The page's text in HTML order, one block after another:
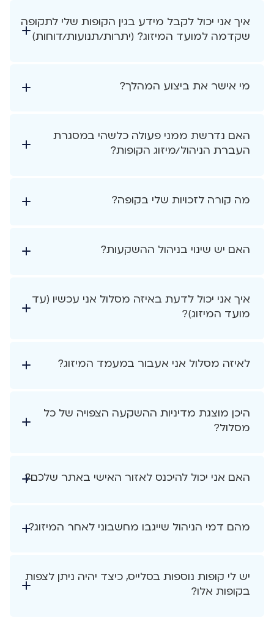
איך אני יכול לקבל מידע בגין הקופות שלי לתקופה
שקדמה למועד המיזוג? (יתרות/תנועות/דוחות)
מי אישר את ביצוע המהלך?
האם נדרשת ממני פעולה כלשהי במסגרת
העברת הניהול/מיזוג הקופות?
מה קורה לזכויות שלי בקופה?
האם יש שינוי בניהול ההשקעות?
איך אני יכול לדעת באיזה מסלול אני עכשיו (עד
מועד המיזוג)?
לאיזה מסלול אני אעבור במעמד המיזוג?
היכן מוצגת מדיניות ההשקעה הצפויה של כל
מסלול?
האם אני יכול להיכנס לאזור האישי באתר שלכם?
מהם דמי הניהול שייגבו מחשבוני לאחר המיזוג?
יש לי קופות נוספות בסלייס, כיצד יהיה ניתן לצפות
בקופות אלו?